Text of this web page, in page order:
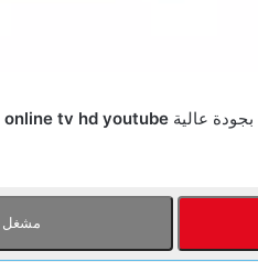
بجودة عالية online tv hd youtube